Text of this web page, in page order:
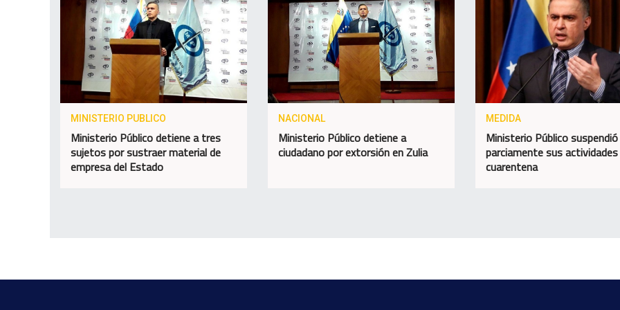
MINISTERIO PUBLICO
Ministerio Público detiene a tres
sujetos por sustraer material de
empresa del Estado
NACIONAL
Ministerio Público detiene a
ciudadano por extorsión en Zulia
MEDIDA
Ministerio Público suspendió
parciamente sus
cuarentena